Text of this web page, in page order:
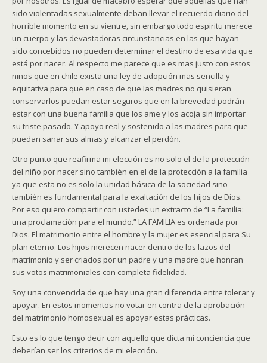
sido violentadas sexualmente deban llevar el recuerdo diario del
horrible momento en su vientre, sin embargo todo espiritu merece
un cuerpo y las devastadoras circunstancias en las que hayan
sido concebidos no pueden determinar el destino de esa vida que
está por nacer. Al respecto me parece que es mas justo con estos
niños que en chile exista una ley de adopción mas sencilla y
equitativa para que en caso de que las madres no quisieran
conservarlos puedan estar seguros que en la brevedad podrán
estar con una buena familia que los ame y los acoja sin importar
su triste pasado. Y apoyo real y sostenido a las madres para que
puedan sanar sus almas y alcanzar el perdón.
Otro punto que reafirma mi elección es no solo el de la protección
del niño por nacer sino también en el de la protección a la familia
ya que esta no es solo la unidad básica de la sociedad sino
también es fundamental para la exaltación de los hijos de Dios.
Por eso quiero compartir con ustedes un extracto de “La familia:
una proclamación para el mundo.” LA FAMILIA es ordenada por
Dios. El matrimonio entre el hombre y la mujer es esencial para Su
plan eterno. Los hijos merecen nacer dentro de los lazos del
matrimonio y ser criados por un padre y una madre que honran
sus votos matrimoniales con completa fidelidad.
Soy una convencida de que hay una gran diferencia entre tolerar y
apoyar. En estos momentos no votar en contra de la aprobación
del matrimonio homosexual es apoyar estas prácticas.
Esto es lo que tengo decir con aquello que dicta mi conciencia que
deberían ser los criterios de mi elección.